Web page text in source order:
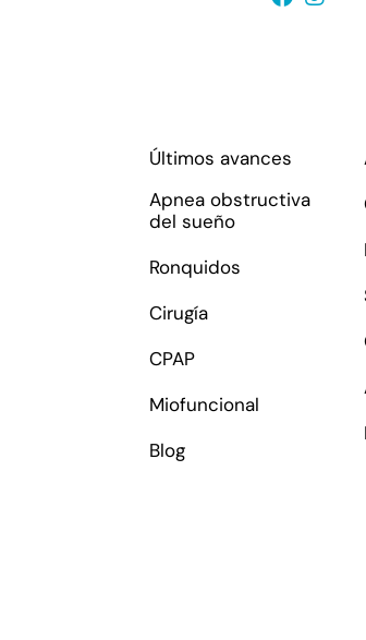
Últimos avances
Apnea obstructiva
del sueño
Ronquidos
Cirugía
CPAP
Miofuncional
Blog